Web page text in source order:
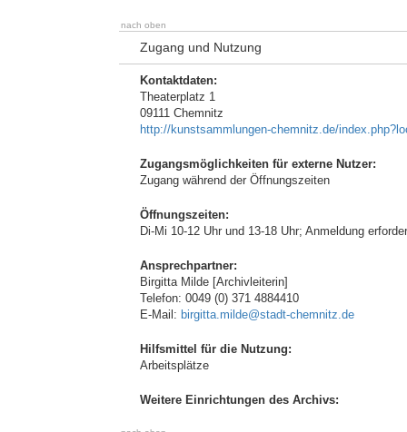
nach oben
Zugang und Nutzung
Kontaktdaten:
Theaterplatz 1
09111 Chemnitz
http://kunstsammlungen-chemnitz.de/
Zugangsmöglichkeiten für externe Nutzer:
Zugang während der Öffnungszeiten
Öffnungszeiten:
Di-Mi 10-12 Uhr und 13-18 Uhr; Anmeldung
Ansprechpartner:
Birgitta Milde [Archivleiterin]
Telefon: 0049 (0) 371 4884410
E-Mail: birgitta.milde@stadt-chemnitz.de
Hilfsmittel für die Nutzung:
Arbeitsplätze
Weitere Einrichtungen des Archivs: